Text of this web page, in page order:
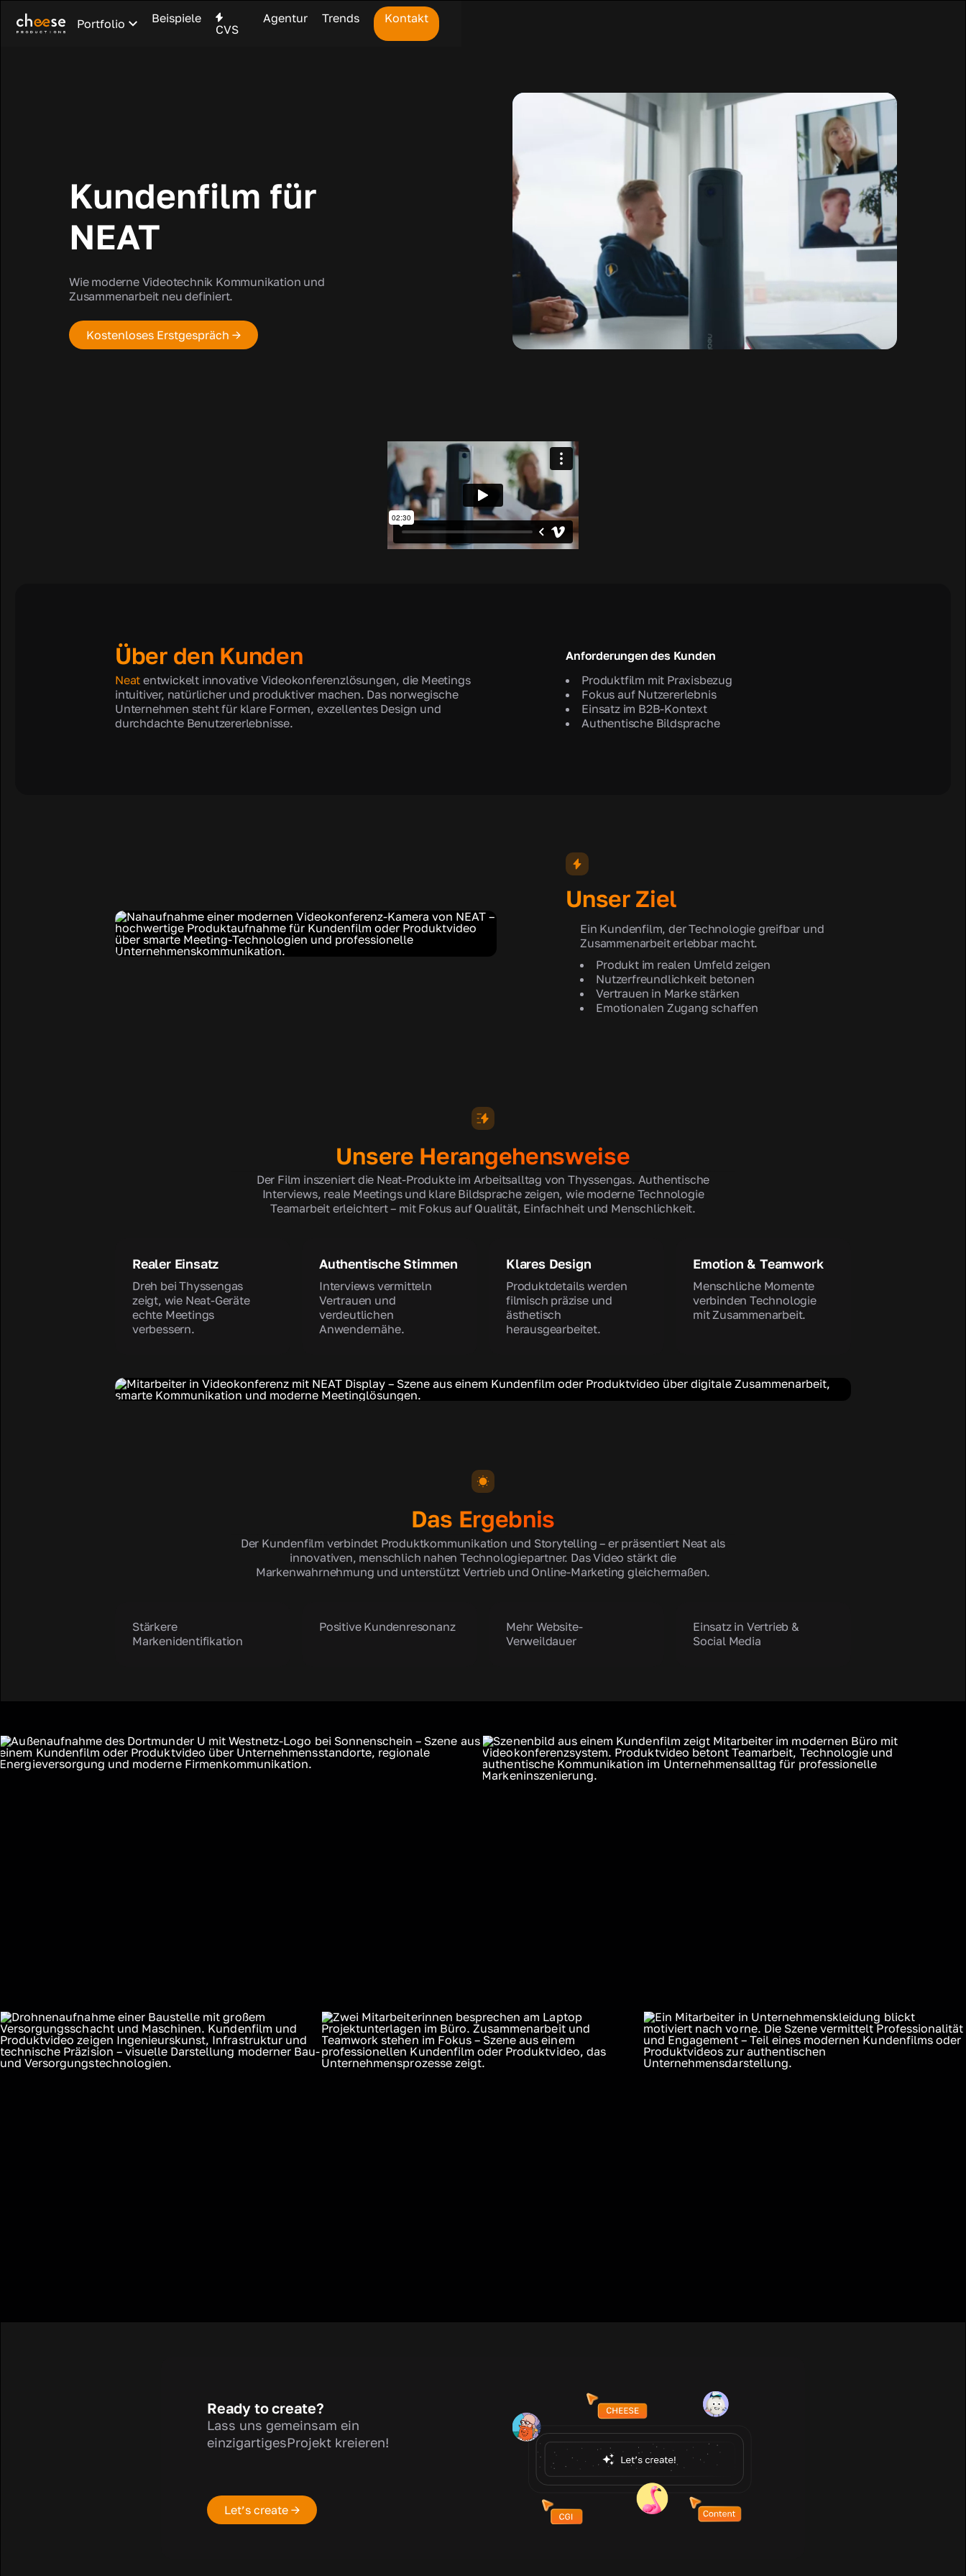
Portfolio
Beispiele
CVS
Agentur Trends Kontakt
Kundenfilm für
NEAT
Wie moderne Videotechnik Kommunikation und
Zusammenarbeit neu definiert.
Kostenloses Erstgespräch →
Über den Kunden
Neat entwickelt innovative Videokonferenzlösungen, die Meetings
intuitiver, natürlicher und produktiver machen. Das norwegische
Unternehmen steht für klare Formen, exzellentes Design und
durchdachte Benutzererlebnisse.
Anforderungen des Kunden
Produktfilm mit Praxisbezug
Fokus auf Nutzererlebnis
Einsatz im B2B-Kontext
Authentische Bildsprache
Unser Ziel
Ein Kundenfilm, der Technologie greifbar und
Zusammenarbeit erlebbar macht.
Produkt im realen Umfeld zeigen
Nutzerfreundlichkeit betonen
Vertrauen in Marke stärken
Emotionalen Zugang schaffen
Unsere Herangehensweise
Der Film inszeniert die Neat-Produkte im Arbeitsalltag von Thyssengas. Authentische
Interviews, reale Meetings und klare Bildsprache zeigen, wie moderne Technologie
Teamarbeit erleichtert – mit Fokus auf Qualität, Einfachheit und Menschlichkeit.
Realer Einsatz
Dreh bei Thyssengas
zeigt, wie Neat-Geräte
echte Meetings
verbessern.
Authentische Stimmen
Interviews vermitteln
Vertrauen und
verdeutlichen
Anwendernähe.
Klares Design
Produktdetails werden
filmisch präzise und
ästhetisch
herausgearbeitet.
Emotion & Teamwork
Menschliche Momente
verbinden Technologie
mit Zusammenarbeit.
Das Ergebnis
Der Kundenfilm verbindet Produktkommunikation und Storytelling – er präsentiert Neat als
innovativen, menschlich nahen Technologiepartner. Das Video stärkt die
Markenwahrnehmung und unterstützt Vertrieb und Online-Marketing gleichermaßen.
Stärkere
Markenidentifikation
Positive Kundenresonanz
Mehr Website-
Verweildauer
Einsatz in Vertrieb &
Social Media
Ready to create?
Lass uns gemeinsam ein
einzigartigesProjekt kreieren!
Let’s create →